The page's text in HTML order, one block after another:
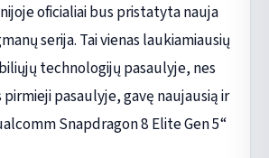
oficialiai bus pristatyta nauja
serija. Tai vienas laukiamiausių
technologijų pasaulyje, nes
pasaulyje, gavę naujausią ir
Snapdragon 8 Elite Gen 5“